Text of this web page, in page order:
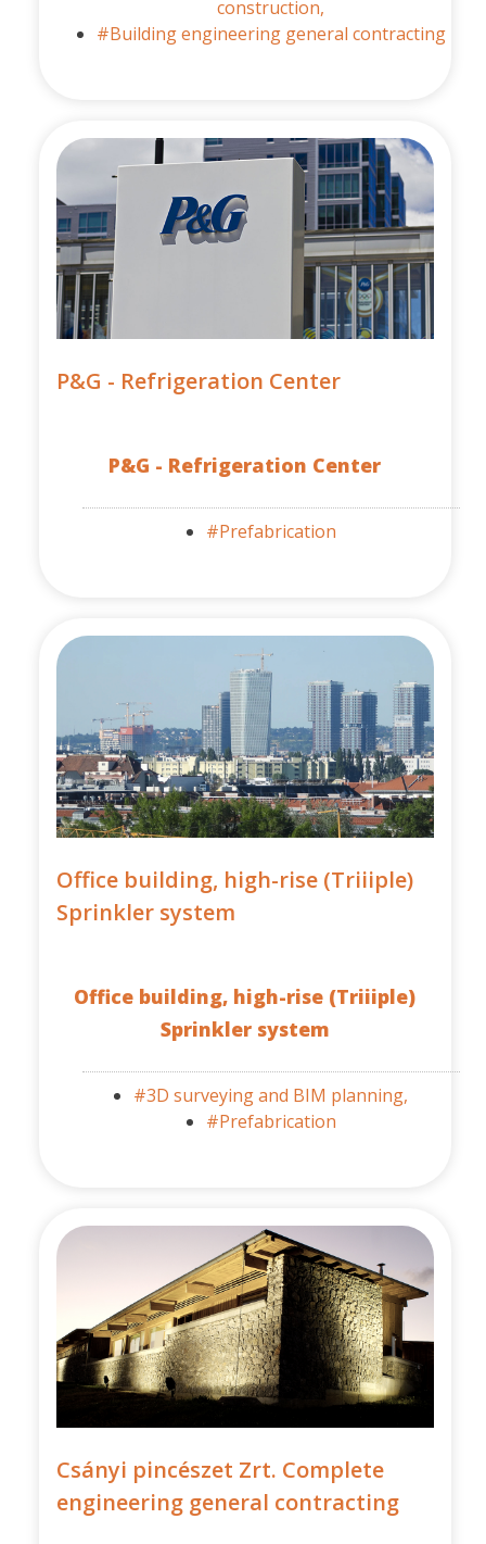
construction,
#Building engineering general contracting
P&G - Refrigeration Center
P&G - Refrigeration Center
#Prefabrication
Office building, high-rise (Triiiple)
Sprinkler system
Office building, high-rise (Triiiple)
Sprinkler system
#3D surveying and BIM planning,
#Prefabrication
Csányi pincészet Zrt. Complete
engineering general contracting